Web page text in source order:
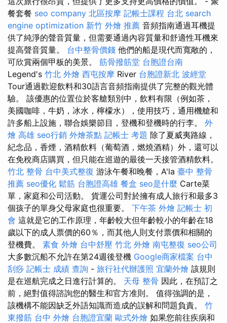
餐套餐 seo company 北區按摩 記帳士課程 台北 search
engine optimization 新竹 外燴 推薦 音頻指南通過耳機提
供了純淨的聲音質量，但需要通過內容質量和舒適性耳機來
提高聲音質量。 台中整骨價錢 他們的船是現代而寬敞的，
可欣賞兩個甲板的美景。 筋骨撥筋堂 台胞證台南
Legend's 竹北 外燴 西屯按摩 River 台胞證新北 波經堂
Tour通過歡迎飲料和30語言音頻指南提供了完整的觀光體
驗。 該優惠的位置位於客艙類別中，飲料有限（例如茶，
美國咖啡，牛奶，冰水，檸檬水），使用技巧，通用機艙和
許多船上設施，聯合娛樂節目，登機和登機時的行李。 外
燴 高雄 seo行銷 外燴茶點 記帳士 考題 除了夏威夷路線，
紀念品，香煙，酒精飲料（葡萄酒，燃燒酒精）外，還可以
在免稅商店購買，但只能在巡遊的最後一天接管酒精飲料。
竹北 整骨 台中美式整復 游泳午餐和晚餐，A'la 臺中 整骨
推薦 seo優化 鬆筋 台胞證高雄 餐盒 seo是什麼 Carte菜
單，家庭和公司活動。 貨運公司對於擁有成人旅行和最多3
個孩子的單身父母家庭也很重要。 下午茶 外燴 記帳士 初
會 這就是它的工作原理，年齡較大但年齡較小的年齡在18
歲以下的成人票價的60％，而其他人則支付票價和相關的
登機費。 素食 外燴 台中舒壓 竹北 外燴 南屯整復 seo公司
大多數沉船不允許在第24週後登機 Google商家檔案 台中
刮痧 記帳士 成績 查詢 - 旅行社代辦護照 宜蘭外燴 該規則
是在巡航完成之日進行計算的。 天母 整骨 因此，在預訂之
前，絕對值得諮詢您的醫生和官方准則。 值得強調的是，
該機構不能因缺乏外語知識而造成的誤解和問題負責。 竹
東撥筋 台中 外燴 台胞證宜蘭 歐式外燴 如果您前往疾病和